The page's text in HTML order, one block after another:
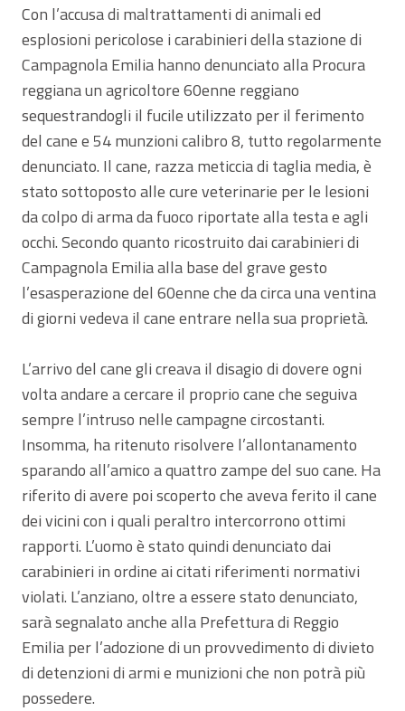
Con l’accusa di maltrattamenti di animali ed
esplosioni pericolose i carabinieri della stazione di
Campagnola Emilia hanno denunciato alla Procura
reggiana un agricoltore 60enne reggiano
sequestrandogli il fucile utilizzato per il ferimento
del cane e 54 munzioni calibro 8, tutto regolarmente
denunciato. Il cane, razza meticcia di taglia media, è
stato sottoposto alle cure veterinarie per le lesioni
da colpo di arma da fuoco riportate alla testa e agli
occhi. Secondo quanto ricostruito dai carabinieri di
Campagnola Emilia alla base del grave gesto
l’esasperazione del 60enne che da circa una ventina
di giorni vedeva il cane entrare nella sua proprietà.
L’arrivo del cane gli creava il disagio di dovere ogni
volta andare a cercare il proprio cane che seguiva
sempre l’intruso nelle campagne circostanti.
Insomma, ha ritenuto risolvere l’allontanamento
sparando all’amico a quattro zampe del suo cane. Ha
riferito di avere poi scoperto che aveva ferito il cane
dei vicini con i quali peraltro intercorrono ottimi
rapporti. L’uomo è stato quindi denunciato dai
carabinieri in ordine ai citati riferimenti normativi
violati. L’anziano, oltre a essere stato denunciato,
sarà segnalato anche alla Prefettura di Reggio
Emilia per l’adozione di un provvedimento di divieto
di detenzioni di armi e munizioni che non potrà più
possedere.